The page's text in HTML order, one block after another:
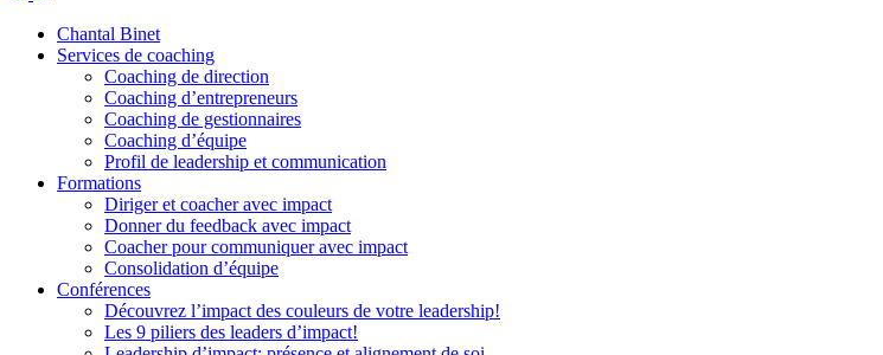
Chantal Binet
Services de coaching
Coaching de direction
Coaching d’entrepreneurs
Coaching de gestionnaires
Coaching d’équipe
Profil de leadership et communication
Formations
Diriger et coacher avec impact
Donner du feedback avec impact
Coacher pour communiquer avec impact
Consolidation d’équipe
Conférences
Découvrez l’impact des couleurs de votre leadership!
Les 9 piliers des leaders d’impact!